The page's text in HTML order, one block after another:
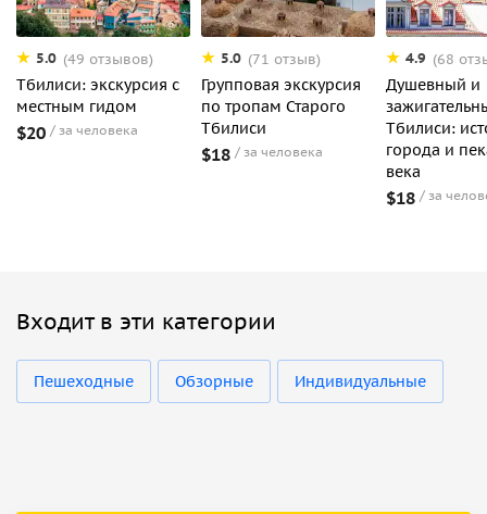
5.0 (49 отзывов)
Тбилиси: экскурсия с
местным гидом
$20 за человека
5.0 (71 отзыв)
Групповая экскурсия
по тропам Старого
Тбилиси
$18 за человека
4.9 (68
Душевный и
Тбилиси:
города и
века
$18 за
Входит в эти категории
Пешеходные Обзорные Индивидуальные